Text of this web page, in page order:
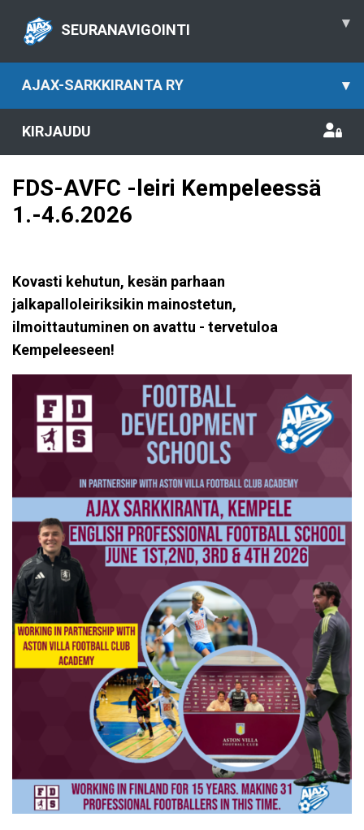
SEURANAVIGOINTI ▾
AJAX-SARKKIRANTA RY ▾
KIRJAUDU
FDS-AVFC -leiri Kempeleessä
1.-4.6.2026
Kovasti kehutun, kesän parhaan
jalkapalloleiriksikin mainostetun,
ilmoittautuminen on avattu - tervetuloa
Kempeleeseen!